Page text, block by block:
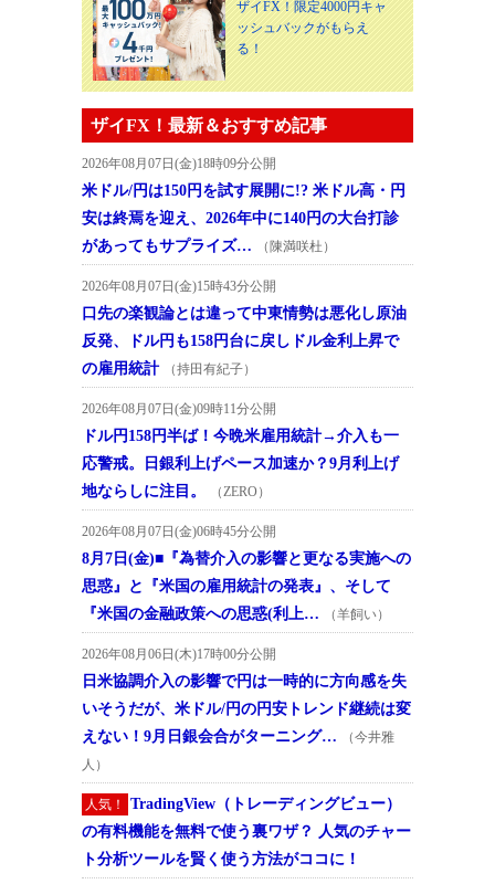
ザイFX！限定4000円キャ
ッシュバックがもらえ
る！
ザイFX！最新＆おすすめ記事
2026年08月07日(金)18時09分公開
米ドル/円は150円を試す展開に!? 米ドル高・円
安は終焉を迎え、2026年中に140円の大台打診
があってもサプライズ…
（陳満咲杜）
2026年08月07日(金)15時43分公開
口先の楽観論とは違って中東情勢は悪化し原油
反発、ドル円も158円台に戻しドル金利上昇で
の雇用統計
（持田有紀子）
2026年08月07日(金)09時11分公開
ドル円158円半ば！今晩米雇用統計→介入も一
応警戒。日銀利上げペース加速か？9月利上げ
地ならしに注目。
（ZERO）
2026年08月07日(金)06時45分公開
8月7日(金)■『為替介入の影響と更なる実施への
思惑』と『米国の雇用統計の発表』、そして
『米国の金融政策への思惑(利上…
（羊飼い）
2026年08月06日(木)17時00分公開
日米協調介入の影響で円は一時的に方向感を失
いそうだが、米ドル/円の円安トレンド継続は変
えない！9月日銀会合がターニング…
（今井雅
人）
人気！
TradingView（トレーディングビュー）
の有料機能を無料で使う裏ワザ？ 人気のチャー
ト分析ツールを賢く使う方法がココに！